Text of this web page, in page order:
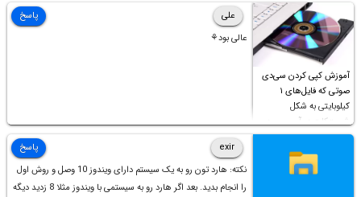
آموزش کپی کردن سی‌دی
صوتی که فایل‌های ۱
کیلوبایتی به شکل
شورت‌کات در آن موجود
است!
علی
عالی بود⚘
پاسخ
exir
نکته: هارد تون رو به یک سیستم دارای ویندوز 10 وصل و روش اول
را انجام بدید. بعد اگر هارد رو به سیستمی با ویندوز مثلا 8 زدید دیگه
پاسخ